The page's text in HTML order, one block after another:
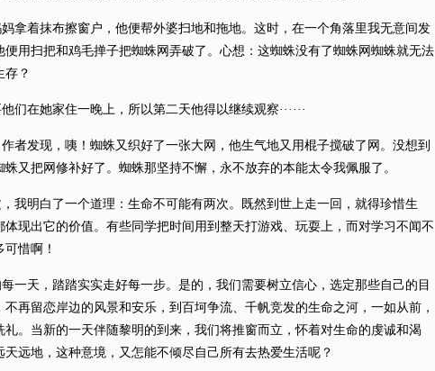
着抹布擦窗户，他便帮外婆扫地和拖地。这时，在一个角落里我无意间发
便用扫把和鸡毛掸子把蜘蛛网弄破了。心想：这蜘蛛没有了蜘蛛网蜘蛛就无法
存？
在她家住一晚上，所以第二天他得以继续观察······
发现，咦！蜘蛛又织好了一张大网，他生气地又用棍子搅破了网。没想到
又把网修补好了。蜘蛛那坚持不懈，永不放弃的本能太令我佩服了。
明白了一个道理：生命不可能有两次。既然到世上走一回，就得珍惜生
体现出它的价值。有些同学把时间用到整天打游戏、玩耍上，而对学习不闻不
惜啊！
天，踏踏实实走好每一步。是的，我们需要树立信心，选定那些自己的目
再留恋岸边的风景和安乐，到百坷争流、千帆竞发的生命之河，一如从前，
礼。当新的一天伴随黎明的到来，我们将推窗而立，怀着对生命的虔诚和渴
远地，这种意境，又怎能不倾尽自己所有去热爱生活呢？